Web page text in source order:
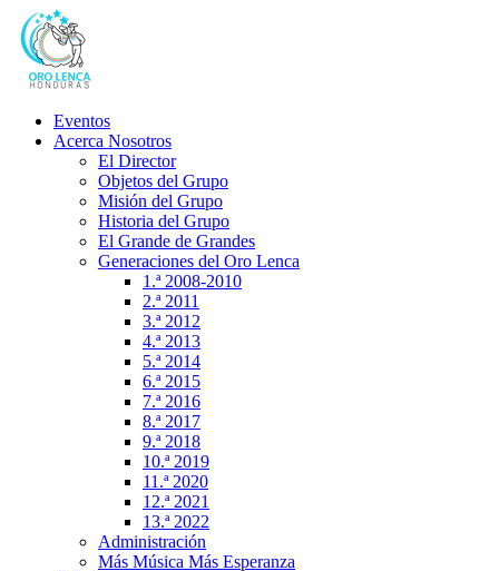
Eventos
Acerca Nosotros
El Director
Objetos del Grupo
Misión del Grupo
Historia del Grupo
El Grande de Grandes
Generaciones del Oro Lenca
1.ª 2008-2010
2.ª 2011
3.ª 2012
4.ª 2013
5.ª 2014
6.ª 2015
7.ª 2016
8.ª 2017
9.ª 2018
10.ª 2019
11.ª 2020
12.ª 2021
13.ª 2022
Administración
Más Música Más Esperanza